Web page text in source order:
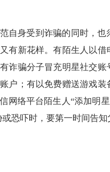
自身受到诈骗的同时，
有新花样。有陌生人以
诈骗分子冒充明星社交
户；有以免费赠送游戏
网络平台陌生人“添加明
恐吓时，要第一时间告知